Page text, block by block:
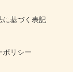
に基づく表記
ポリシー